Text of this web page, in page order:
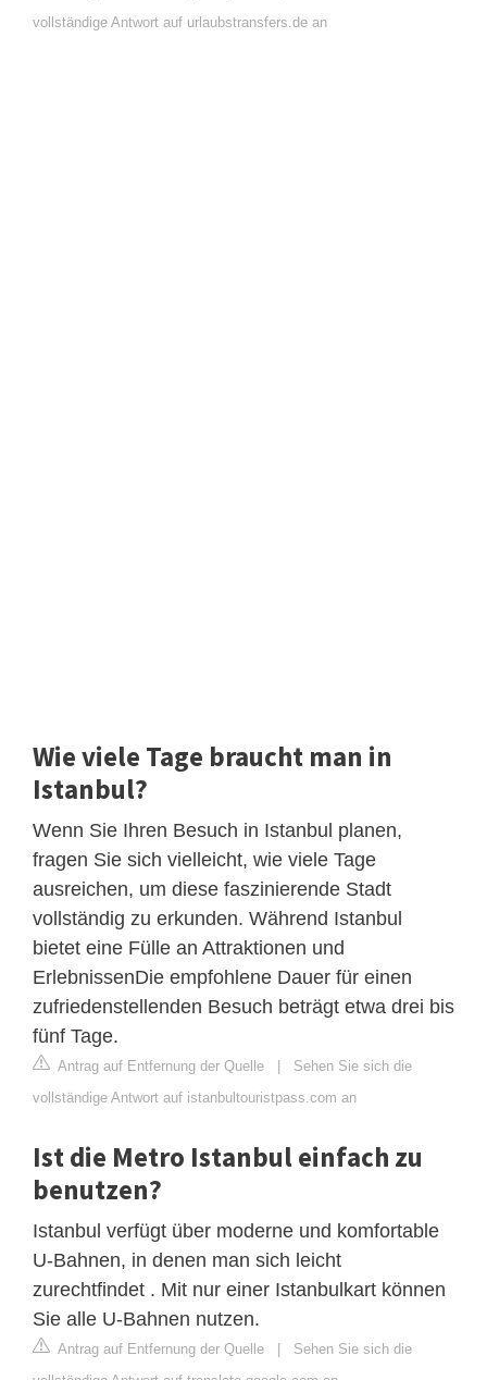
vollständige Antwort auf urlaubstransfers.de an
Wie viele Tage braucht man in
Istanbul?
Wenn Sie Ihren Besuch in Istanbul planen,
fragen Sie sich vielleicht, wie viele Tage
ausreichen, um diese faszinierende Stadt
vollständig zu erkunden. Während Istanbul
bietet eine Fülle an Attraktionen und
ErlebnissenDie empfohlene Dauer für einen
zufriedenstellenden Besuch beträgt etwa drei bis
fünf Tage.
Antrag auf Entfernung der Quelle | Sehen Sie sich die
vollständige Antwort auf istanbultouristpass.com an
Ist die Metro Istanbul einfach zu
benutzen?
Istanbul verfügt über moderne und komfortable
U-Bahnen, in denen man sich leicht
zurechtfindet . Mit nur einer Istanbulkart können
Sie alle U-Bahnen nutzen.
Antrag auf Entfernung der Quelle | Sehen Sie sich die